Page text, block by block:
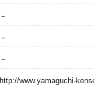
－
－
－
http://www.yamaguchi-